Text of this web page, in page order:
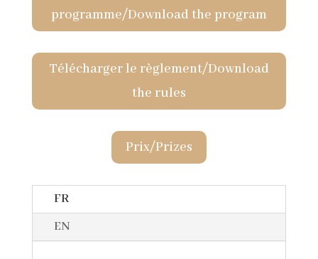
programme/Download the program
Télécharger le règlement/Download
the rules
Prix/Prizes
FR
EN